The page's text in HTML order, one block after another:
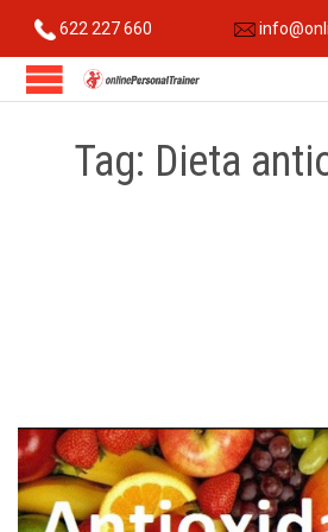
622 227 660
Tag: Dieta